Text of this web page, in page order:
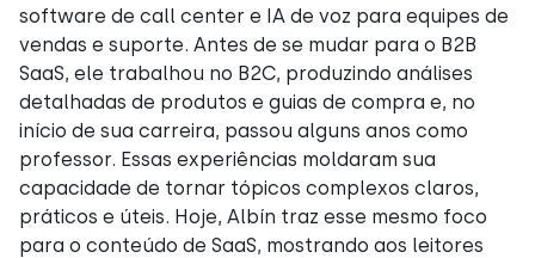
software de call center e IA de voz para equipes de
vendas e suporte. Antes de se mudar para o B2B
SaaS, ele trabalhou no B2C, produzindo análises
detalhadas de produtos e guias de compra e, no
início de sua carreira, passou alguns anos como
professor. Essas experiências moldaram sua
capacidade de tornar tópicos complexos claros,
práticos e úteis. Hoje, Albín traz esse mesmo foco
para o conteúdo de SaaS, mostrando aos leitores